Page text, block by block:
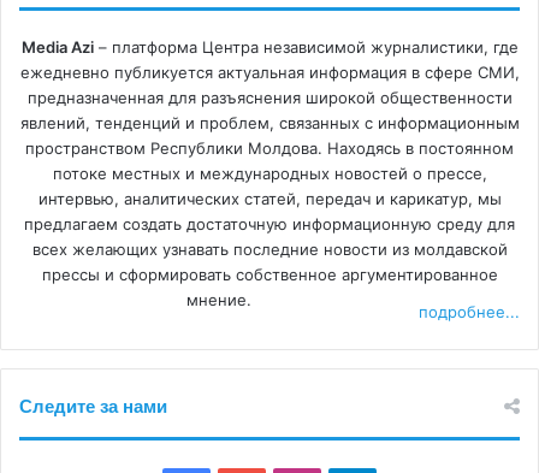
Media Azi– платформа Центра независимой журналистики, где
ежедневно публикуется актуальная информация в сфере СМИ,
предназначенная для разъяснения широкой общественности
явлений, тенденций и проблем, связанных с информационным
пространством Республики Молдова. Находясь в постоянном
потоке местных и международных новостей о прессе,
интервью, аналитических статей, передач и карикатур, мы
предлагаем создать достаточную информационную среду для
всех желающих узнавать последние новости из молдавской
прессы и сформировать собственное аргументированное
мнение.
подробнее...
Следите за нами